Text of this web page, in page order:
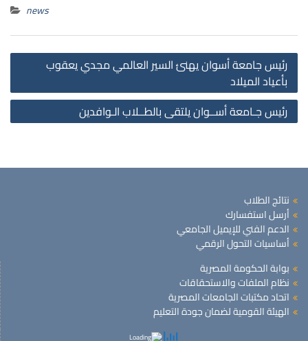
news
رئيس جامعة أسوان يهنئ السير العالمي مجدي يعقوب
بأعياد الميلاد
رئيس جـامعة أســوان يلتقى بالطــلاب الـوافدين
نتائج الطلاب
أرسل استفسارك
الدعم الفني للإيميل الجامعي
أساسيات التحول الرقمي
بوابة الحكومة المصرية
نظام الملفات والاستحقاقات
اتحاد مكتبات الجامعات المصرية
الهيئة القومية لضمان جودة التعليم